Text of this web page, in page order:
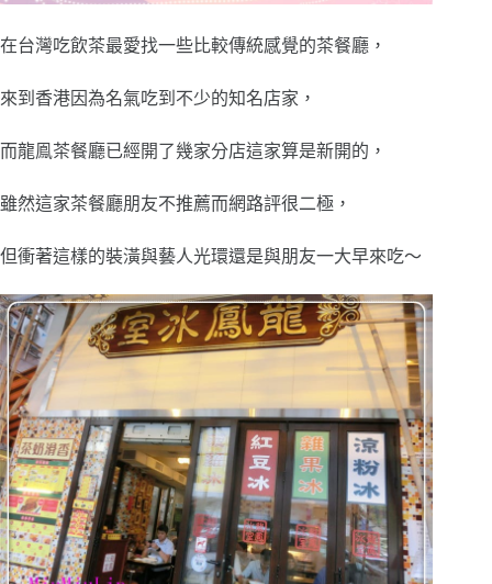
在台灣吃飲茶最愛找一些比較傳統感覺的茶餐廳，
來到香港因為名氣吃到不少的知名店家，
而龍鳯茶餐廳已經開了幾家分店這家算是新開的，
雖然這家茶餐廳朋友不推薦而網路評很二極，
但衝著這樣的裝潢與藝人光環還是與朋友一大早來吃～